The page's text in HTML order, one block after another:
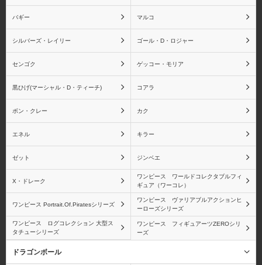
バギー マルコ
シルバーズ・レイリー ゴール・D・ロジャー
センゴク ゲッコー・モリア
黒ひげ(マーシャル・D・ティーチ) コアラ
ボン・クレー カク
エネル キラー
ゼット ジンベエ
X・ドレーク
ワンピース ワールドコレクタブルフィ
ギュア（ワーコレ）
ワンピース Portrait.Of.Piratesシリーズ
ワンピース ヴァリアブルアクションヒ
ーローズシリーズ
ワンピース ログコレクション 大型ス
タチューシリーズ
ワンピース フィギュアーツZEROシリ
ーズ
ドラゴンボール